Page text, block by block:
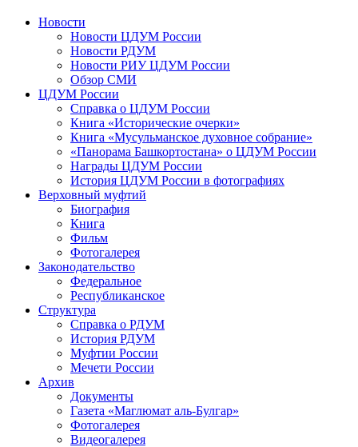
Новости
Новости ЦДУМ России
Новости РДУМ
Новости РИУ ЦДУМ России
Обзор СМИ
ЦДУМ России
Справка о ЦДУМ России
Книга «Исторические очерки»
Книга «Мусульманское духовное собрание»
«Панорама Башкортостана» о ЦДУМ России
Награды ЦДУМ России
История ЦДУМ России в фотографиях
Верховный муфтий
Биография
Книга
Фильм
Фотогалерея
Законодательство
Федеральное
Республиканское
Структура
Справка о РДУМ
История РДУМ
Муфтии России
Мечети России
Архив
Документы
Газета «Маглюмат аль-Булгар»
Фотогалерея
Видеогалерея